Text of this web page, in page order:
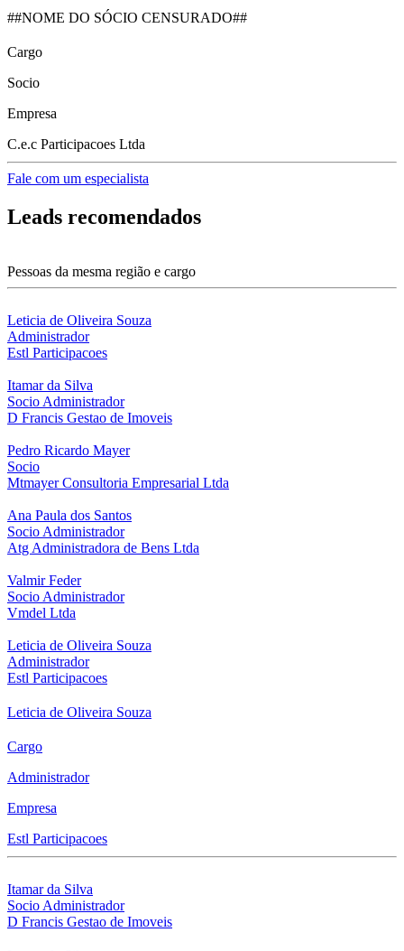
##NOME DO SÓCIO CENSURADO##
Cargo
Socio
Empresa
C.e.c Participacoes Ltda
Fale com um especialista
Leads recomendados
Pessoas da mesma região e cargo
Leticia de Oliveira Souza
Administrador
Estl Participacoes
Itamar da Silva
Socio Administrador
D Francis Gestao de Imoveis
Pedro Ricardo Mayer
Socio
Mtmayer Consultoria Empresarial Ltda
Ana Paula dos Santos
Socio Administrador
Atg Administradora de Bens Ltda
Valmir Feder
Socio Administrador
Vmdel Ltda
Leticia de Oliveira Souza
Administrador
Estl Participacoes
Leticia de Oliveira Souza
Cargo
Administrador
Empresa
Estl Participacoes
Itamar da Silva
Socio Administrador
D Francis Gestao de Imoveis